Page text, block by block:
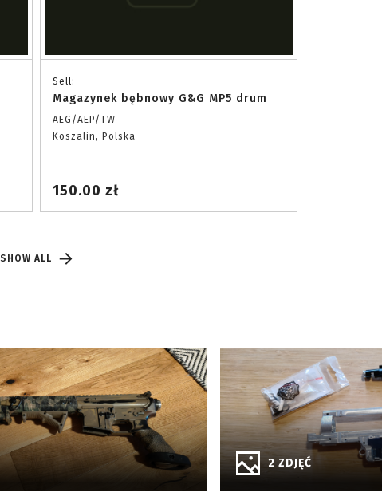
Sell:
Magazynek bębnowy G&G MP5 drum
AEG/AEP/TW
Koszalin, Polska
150.00 zł
SHOW ALL
2 ZDJĘĆ